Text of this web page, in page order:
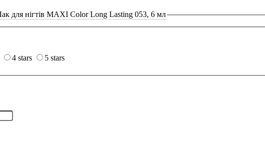
для нігтів MAXI Color Long Lasting 053, 6 мл
4 stars 5 stars